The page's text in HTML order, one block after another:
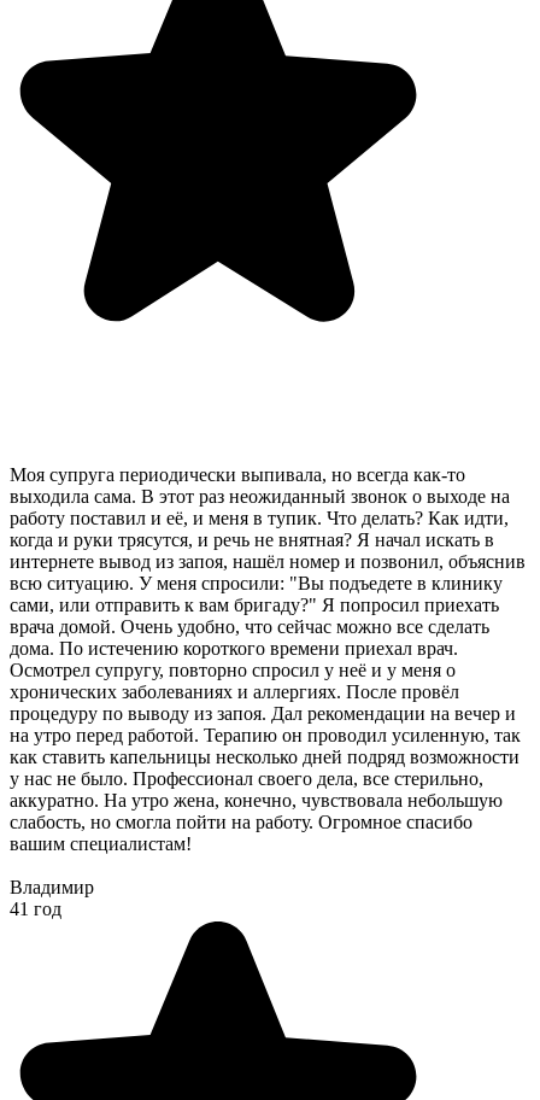
Моя супруга периодически выпивала, но всегда как-то
выходила сама. В этот раз неожиданный звонок о выходе на
работу поставил и её, и меня в тупик. Что делать? Как идти,
когда и руки трясутся, и речь не внятная? Я начал искать в
интернете вывод из запоя, нашёл номер и позвонил, объяснив
всю ситуацию. У меня спросили: "Вы подъедете в клинику
сами, или отправить к вам бригаду?" Я попросил приехать
врача домой. Очень удобно, что сейчас можно все сделать
дома. По истечению короткого времени приехал врач.
Осмотрел супругу, повторно спросил у неё и у меня о
хронических заболеваниях и аллергиях. После провёл
процедуру по выводу из запоя. Дал рекомендации на вечер и
на утро перед работой. Терапию он проводил усиленную, так
как ставить капельницы несколько дней подряд возможности
у нас не было. Профессионал своего дела, все стерильно,
аккуратно. На утро жена, конечно, чувствовала небольшую
слабость, но смогла пойти на работу. Огромное спасибо
вашим специалистам!
Владимир
41 год